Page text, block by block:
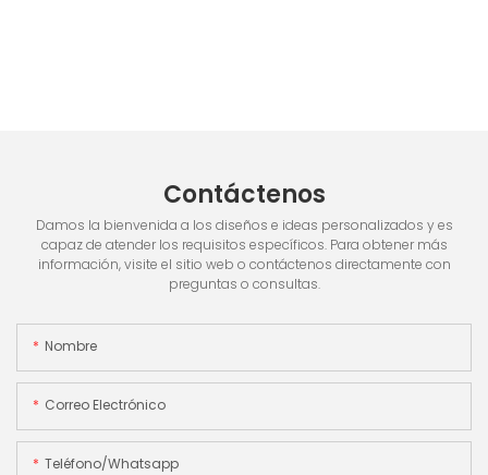
Contáctenos
Damos la bienvenida a los diseños e ideas personalizados y es
capaz de atender los requisitos específicos. Para obtener más
información, visite el sitio web o contáctenos directamente con
preguntas o consultas.
Nombre
Correo Electrónico
Teléfono/whatsapp